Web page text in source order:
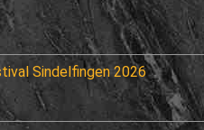
Sindelfingen 2026